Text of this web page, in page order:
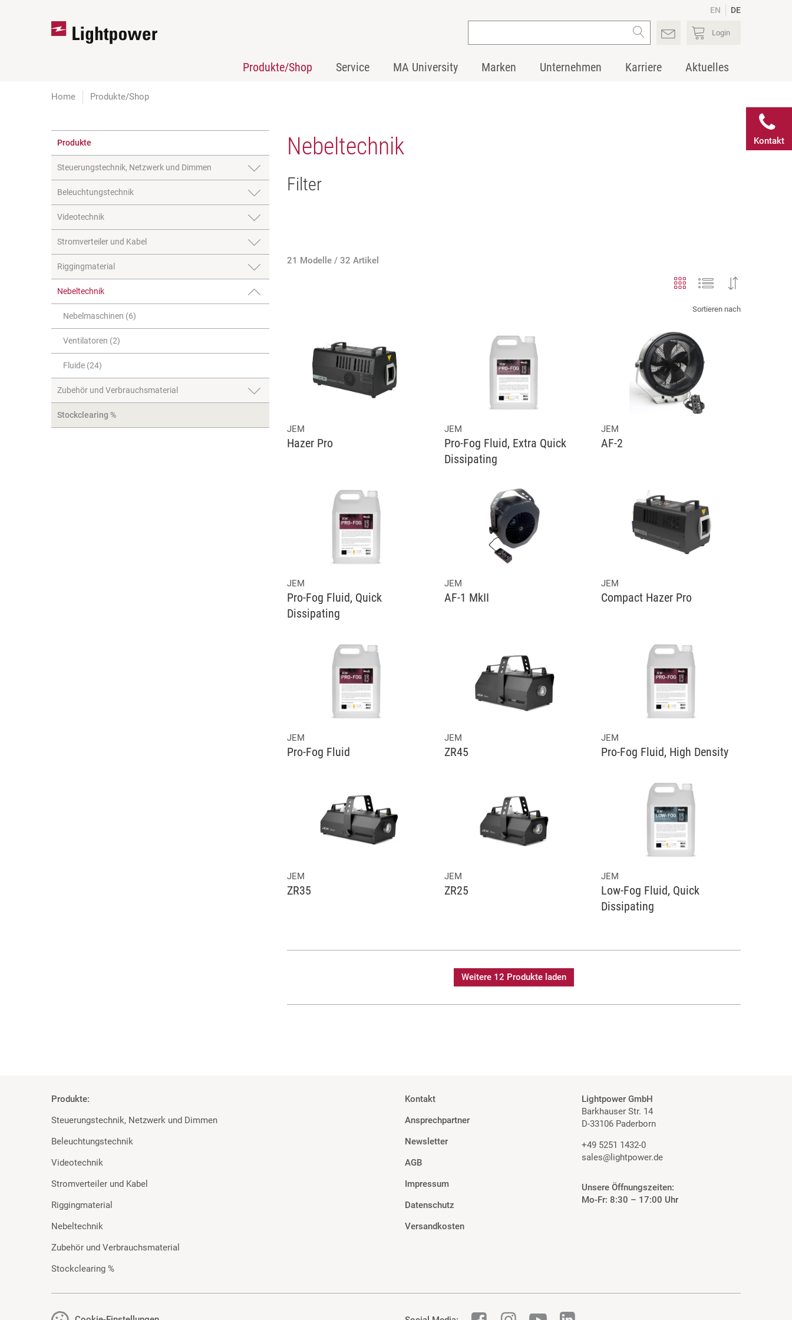
EN DE
Login
Produkte/Shop Service MA University Marken Unternehmen Karriere Aktuelles
Home Produkte/Shop
Kontakt
Produkte
Steuerungstechnik, Netzwerk und Dimmen
Beleuchtungstechnik
Videotechnik
Stromverteiler und Kabel
Riggingmaterial
Nebeltechnik
Nebelmaschinen (6)
Ventilatoren (2)
Fluide (24)
Zubehör und Verbrauchsmaterial
Stockclearing %
Nebeltechnik
Filter
21 Modelle / 32 Artikel
Sortieren nach
JEM
Hazer Pro
JEM
Pro-Fog Fluid, Extra Quick
Dissipating
JEM
AF-2
JEM
Pro-Fog Fluid, Quick
Dissipating
JEM
AF-1 MkII
JEM
Compact Hazer Pro
JEM
Pro-Fog Fluid
JEM
ZR45
JEM
Pro-Fog Fluid, High Density
JEM
ZR35
JEM
ZR25
JEM
Low-Fog Fluid, Quick
Dissipating
Weitere 12 Produkte laden
Produkte:
Steuerungstechnik, Netzwerk und Dimmen
Beleuchtungstechnik
Videotechnik
Stromverteiler und Kabel
Riggingmaterial
Nebeltechnik
Zubehör und Verbrauchsmaterial
Stockclearing %
Kontakt
Ansprechpartner
Newsletter
AGB
Impressum
Datenschutz
Versandkosten
Lightpower GmbH
Barkhauser Str. 14
D-33106 Paderborn
+49 5251 1432-0
sales@lightpower.de
Unsere Öffnungszeiten:
Mo-Fr: 8:30 – 17:00 Uhr